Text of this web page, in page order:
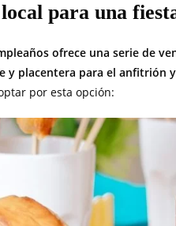
para una
ofrece una serie de
y placentera para el anfitrión
por esta opción: